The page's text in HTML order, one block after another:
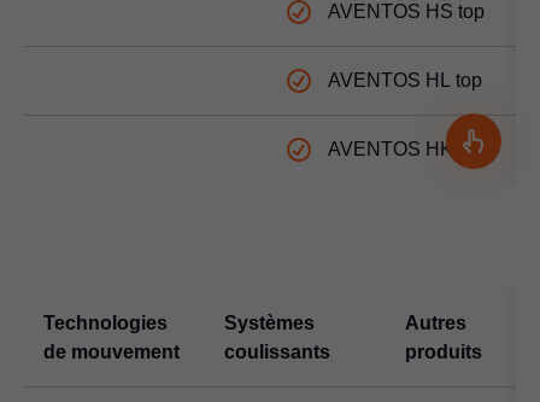
AVENTOS HS top
AVENTOS HL top
AVENTOS HK top
Technologies
de mouvement
Systèmes
coulissants
Autres
produits